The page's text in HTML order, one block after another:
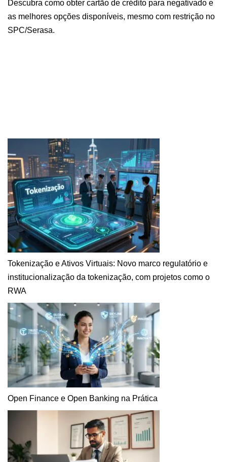
Descubra como obter cartão de crédito para negativado e
as melhores opções disponíveis, mesmo com restrição no
SPC/Serasa.
Tokenização e Ativos Virtuais: Novo marco regulatório e
institucionalização da tokenização, com projetos como o
RWA
Open Finance e Open Banking na Prática